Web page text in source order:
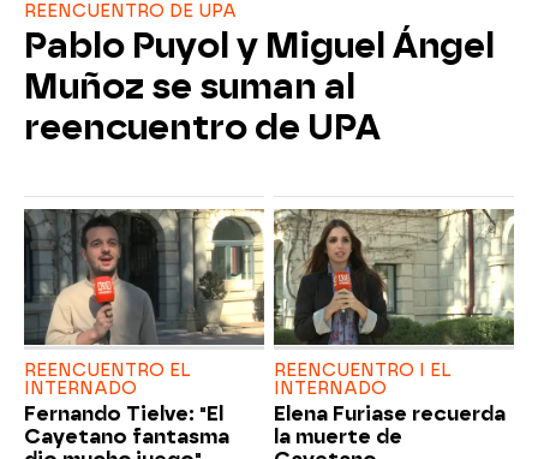
REENCUENTRO DE UPA
Pablo Puyol y Miguel Ángel
Muñoz se suman al
reencuentro de UPA
REENCUENTRO EL
INTERNADO
Fernando Tielve: "El
Cayetano fantasma
REENCUENTRO I EL
INTERNADO
Elena Furiase recuerda
la muerte de